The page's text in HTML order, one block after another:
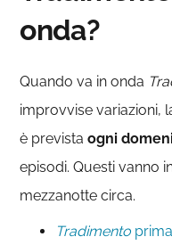
onda?
Quando va in onda
improvvise variazioni,
è previstaogni
episodi. Questi vanno
mezzanotte circa.
Tradimento